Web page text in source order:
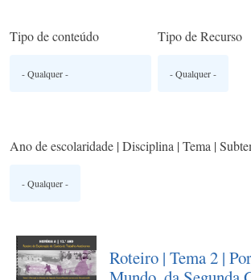
Tipo de conteúdo Tipo de Recurso
Ano de escolaridade | Disciplina | Tema |
Roteiro | Tema 2 |